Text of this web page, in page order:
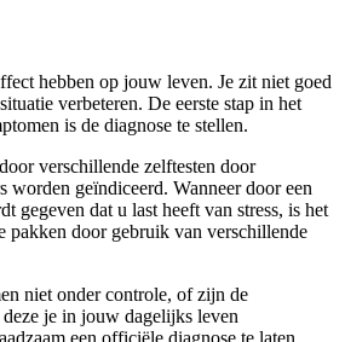
hebben op jouw leven. Je zit niet goed
verbeteren. De eerste stap in het
is de diagnose te stellen.
verschillende zelftesten door
worden geïndiceerd. Wanneer door een
gegeven dat u last heeft van stress, is het
pakken door gebruik van verschillende
niet onder controle, of zijn de
je in jouw dagelijks leven
een officiële diagnose te laten